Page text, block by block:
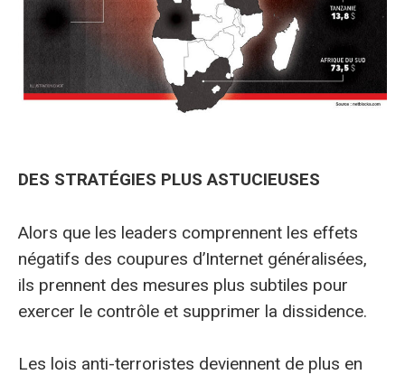
DES STRATÉGIES PLUS ASTUCIEUSES
Alors que les leaders comprennent les effets
négatifs des coupures d’Internet généralisées,
ils prennent des mesures plus subtiles pour
exercer le contrôle et supprimer la dissidence.
Les lois anti-terroristes deviennent de plus en